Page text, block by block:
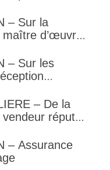
– Sur la
d’œuvre
une
étendu
– Sur les
– De la
réputé
code civil
– Assurance